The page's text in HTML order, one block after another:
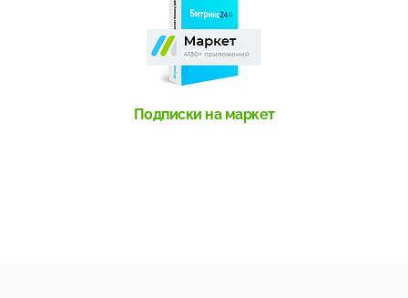
Подписки на маркет